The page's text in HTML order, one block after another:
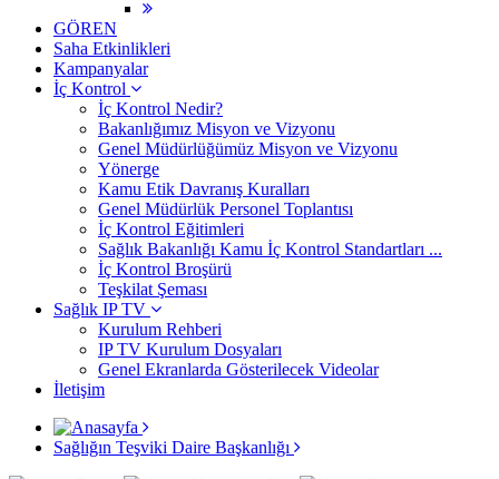
GÖREN
Saha Etkinlikleri
Kampanyalar
İç Kontrol
İç Kontrol Nedir?
Bakanlığımız Misyon ve Vizyonu
Genel Müdürlüğümüz Misyon ve Vizyonu
Yönerge
Kamu Etik Davranış Kuralları
Genel Müdürlük Personel Toplantısı
İç Kontrol Eğitimleri
Sağlık Bakanlığı Kamu İç Kontrol Standartları ...
İç Kontrol Broşürü
Teşkilat Şeması
Sağlık IP TV
Kurulum Rehberi
IP TV Kurulum Dosyaları
Genel Ekranlarda Gösterilecek Videolar
İletişim
Sağlığın Teşviki Daire Başkanlığı